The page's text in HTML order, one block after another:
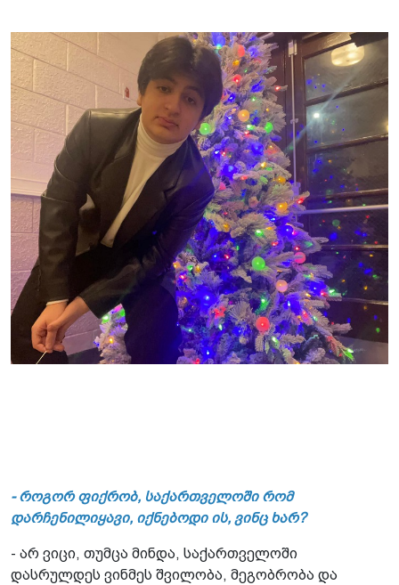
- როგორ ფიქრობ, საქართველოში რომ
დარჩენილიყავი, იქნებოდი ის, ვინც ხარ?
- არ ვიცი, თუმცა მინდა, საქართველოში
დასრულდეს ვინმეს შვილობა, მეგობრობა და